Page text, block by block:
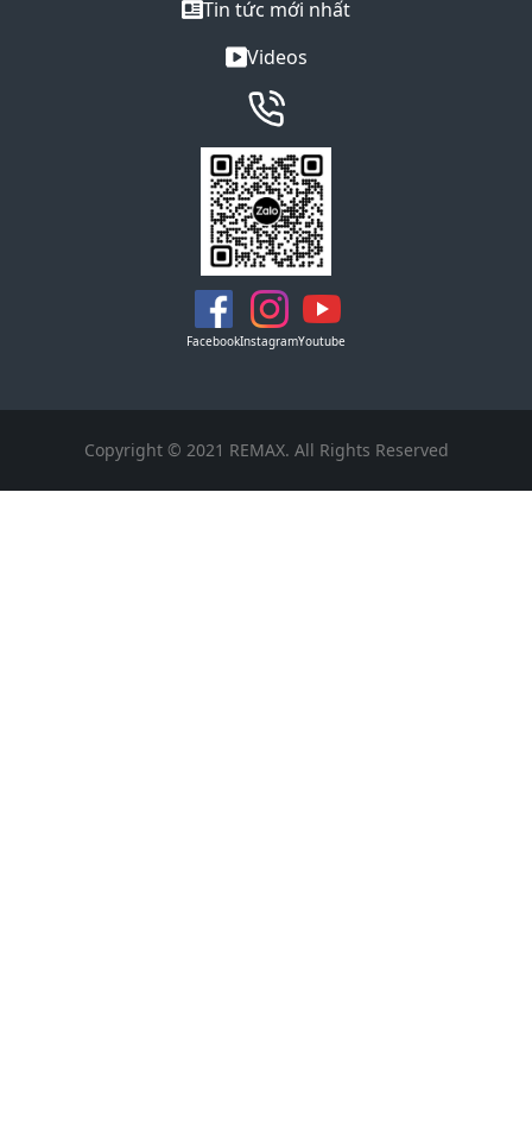
Tin tức mới nhất
Videos
FacebookInstagramYoutube
Copyright © 2021 REMAX. All Rights Reserved